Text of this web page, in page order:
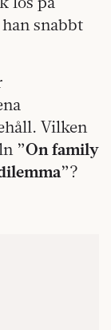
snabbt
Vilken
”On family
”?